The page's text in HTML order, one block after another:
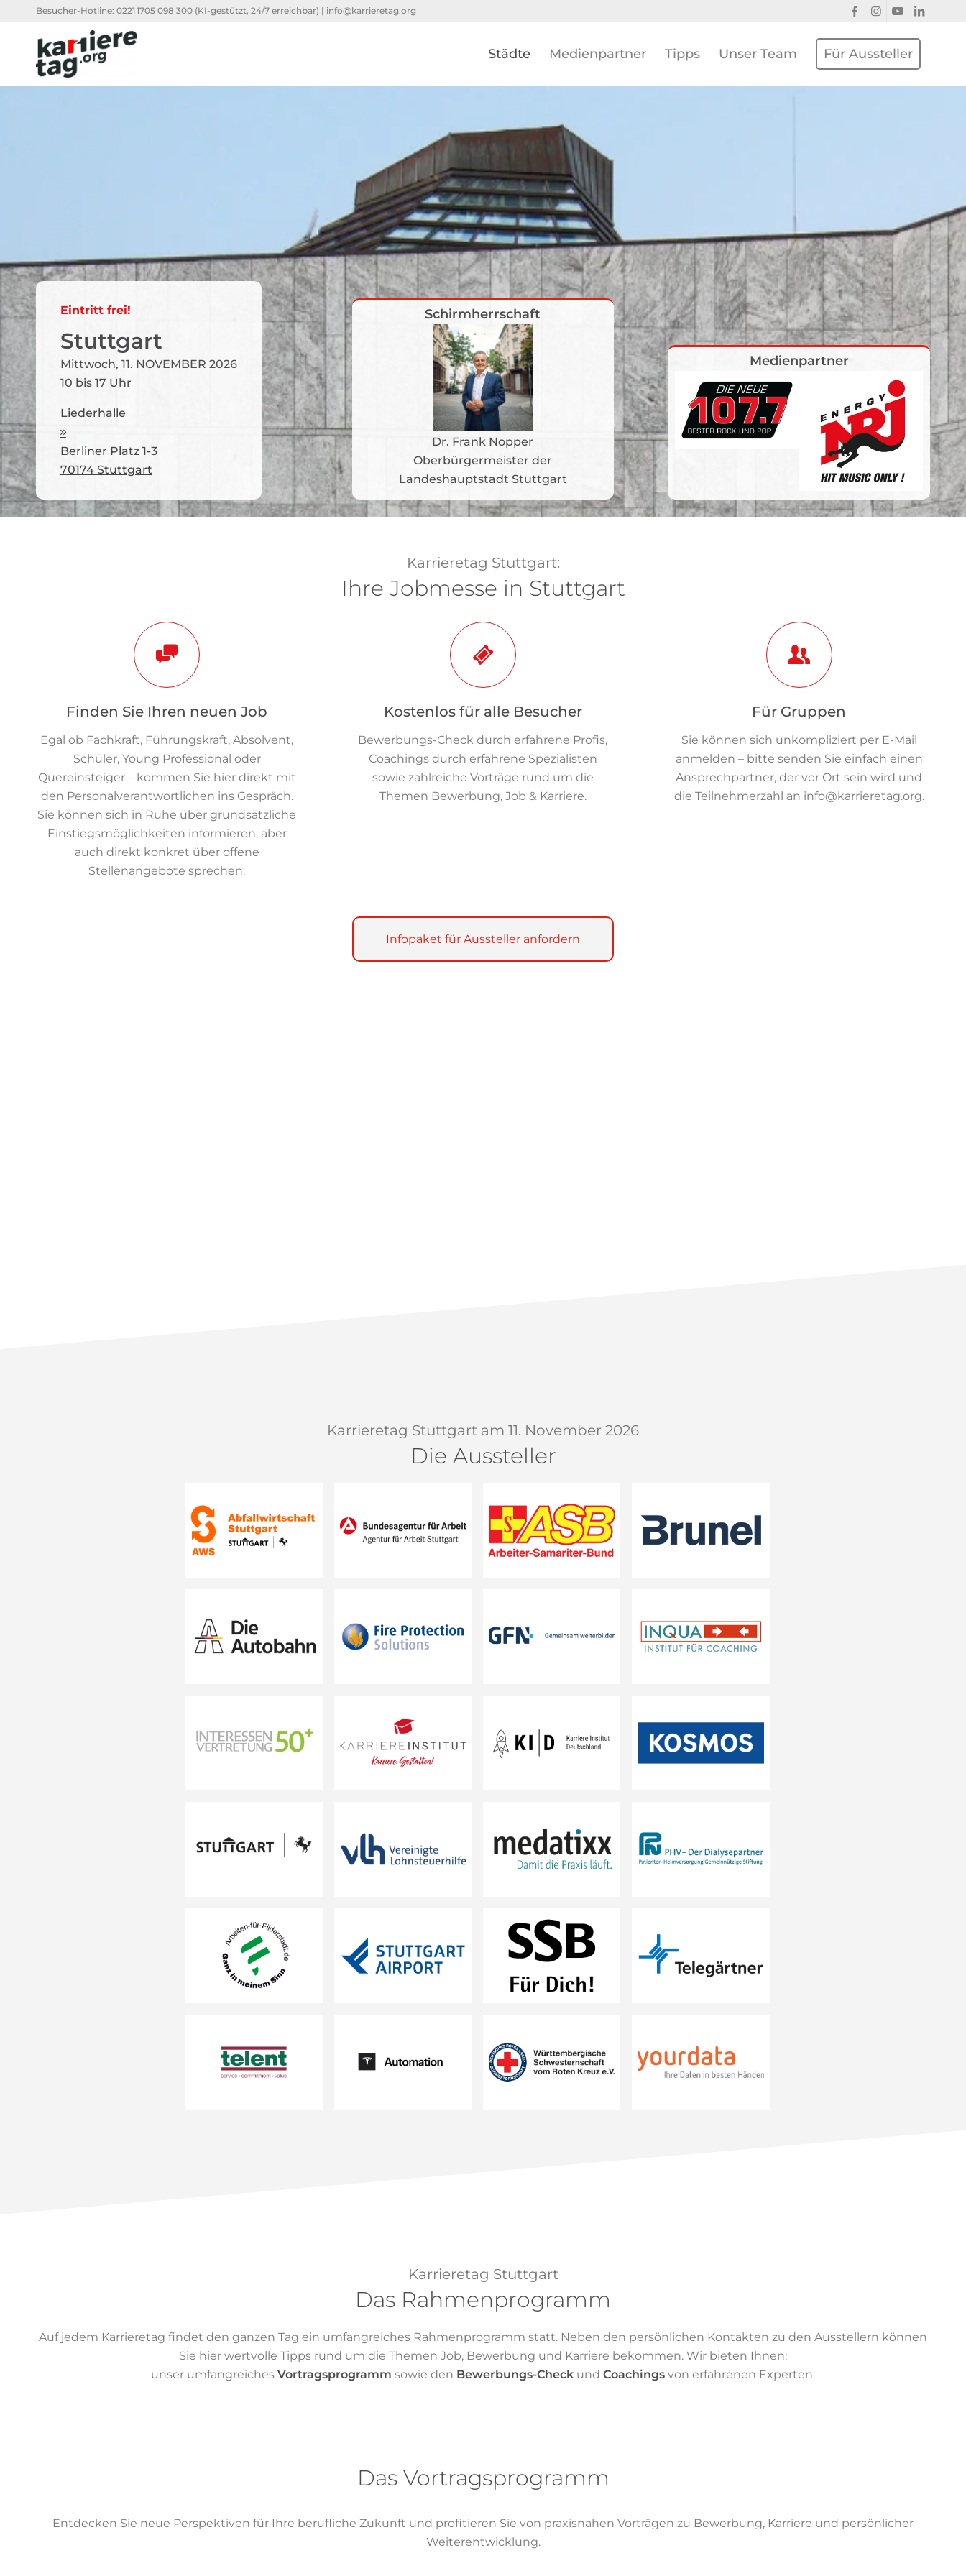
Besucher-Hotline: 0221 1705 098 300 (KI-gestützt, 24/7 erreichbar) | info@karrieretag.org
Städte Medienpartner Tipps Unser Team Für Aussteller
Eintritt frei!
Stuttgart
Mittwoch, 11. NOVEMBER 2026
10 bis 17 Uhr
Liederhalle

Berliner Platz 1-3
70174 Stuttgart
Schirmherrschaft
Dr. Frank Nopper
Oberbürgermeister der
Landeshauptstadt Stuttgart
Medienpartner
Karrieretag Stuttgart:
Ihre Jobmesse in Stuttgart
Finden Sie Ihren neuen Job
Egal ob Fachkraft, Führungskraft, Absolvent,
Schüler, Young Professional oder
Quereinsteiger – kommen Sie hier direkt mit
den Personalverantwortlichen ins Gespräch.
Sie können sich in Ruhe über grundsätzliche
Einstiegsmöglichkeiten informieren, aber
auch direkt konkret über offene
Stellenangebote sprechen.
Kostenlos für alle Besucher
Bewerbungs-Check durch erfahrene Profis,
Coachings durch erfahrene Spezialisten
sowie zahlreiche Vorträge rund um die
Themen Bewerbung, Job & Karriere.
Für Gruppen
Sie können sich unkompliziert per E-Mail
anmelden – bitte senden Sie einfach einen
Ansprechpartner, der vor Ort sein wird und
die Teilnehmerzahl an info@karrieretag.org.
Infopaket für Aussteller anfordern
Karrieretag Stuttgart am 11. November 2026
Die Aussteller
Karrieretag Stuttgart
Das Rahmenprogramm
Auf jedem Karrieretag findet den ganzen Tag ein umfangreiches Rahmenprogramm statt. Neben den persönlichen Kontakten zu den Ausstellern können
Sie hier wertvolle Tipps rund um die Themen Job, Bewerbung und Karriere bekommen. Wir bieten Ihnen:
unser umfangreiches Vortragsprogramm sowie den Bewerbungs-Check und Coachings von erfahrenen Experten.
Das Vortragsprogramm
Entdecken Sie neue Perspektiven für Ihre berufliche Zukunft und profitieren Sie von praxisnahen Vorträgen zu Bewerbung, Karriere und persönlicher
Weiterentwicklung.